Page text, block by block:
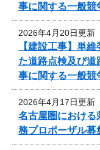
事に関する一般競
2026年4月20日更新
【建設工事】単
た道路点検及び
事に関する一般競
2026年4月17日更新
名古屋圏における
務プロポーザル募